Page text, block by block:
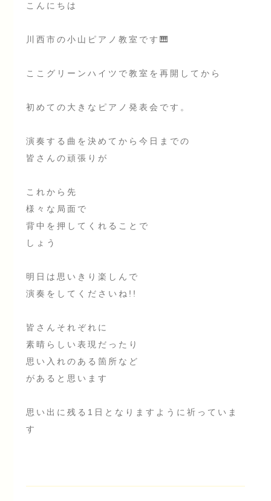
こんにちは
川西市の小山ピアノ教室です🎹
ここグリーンハイツで教室を再開してから
初めての大きなピアノ発表会です。
演奏する曲を決めてから今日までの
皆さんの頑張りが
これから先
様々な局面で
背中を押してくれることで
しょう
明日は思いきり楽しんで
演奏をしてくださいね!!
皆さんそれぞれに
素晴らしい表現だったり
思い入れのある箇所など
があると思います
思い出に残る1日となりますように祈っていま
す